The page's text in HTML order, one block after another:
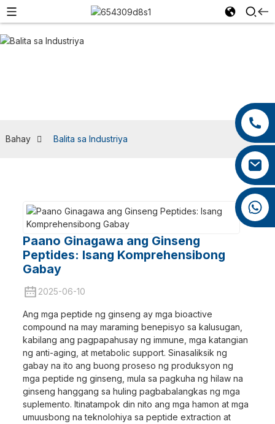
Bahay Balita sa Industriya
Paano Ginagawa ang Ginseng
Peptides: Isang Komprehensibong
Gabay
2025-06-10
Ang mga peptide ng ginseng ay mga bioactive
compound na may maraming benepisyo sa kalusugan,
kabilang ang pagpapahusay ng immune, mga katangian
ng anti-aging, at metabolic support. Sinasaliksik ng
gabay na ito ang buong proseso ng produksyon ng
mga peptide ng ginseng, mula sa pagkuha ng hilaw na
ginseng hanggang sa huling pagbabalangkas ng mga
suplemento. Itinatampok din nito ang mga hamon at mga
umuusbong na teknolohiya sa peptide extraction at